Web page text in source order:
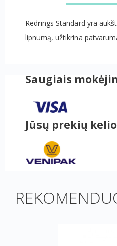
Redrings Standard yra
lipnumą, užtikrina
Saugiais
Jūsų prekių